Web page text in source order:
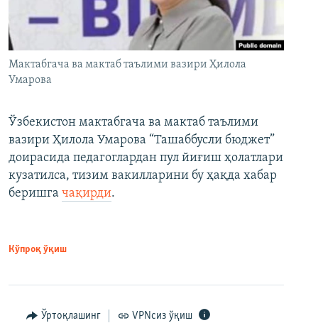
Мактабгача ва мактаб таълими вазири Ҳилола
Умарова
Ўзбекистон мактабгача ва мактаб таълими
вазири Ҳилола Умарова “Ташаббусли бюджет”
доирасида педагоглардан пул йиғиш ҳолатлари
кузатилса, тизим вакилларини бу ҳақда хабар
беришга чақирди.
Кўпроқ ўқиш
Ўртоқлашинг VPNсиз ўқиш